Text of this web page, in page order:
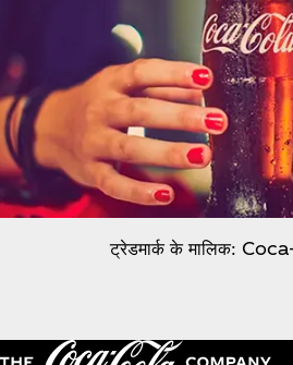
ट्रेडमार्क के मालिक: